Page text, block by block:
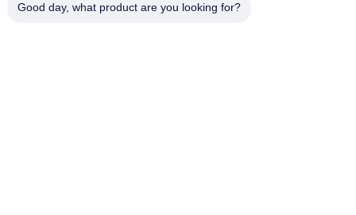
Địa chỉ
Good day, what product are you looking for?